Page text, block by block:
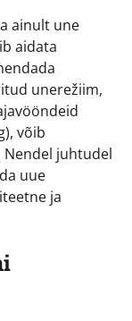
ainult une
aidata
unerežiim,
võib
juhtudel
uue
ja